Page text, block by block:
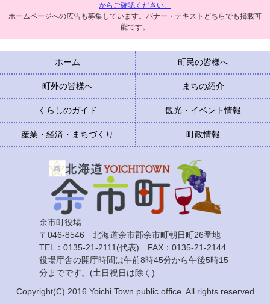
からご確認ください。
ホームページへの広告も募集しています。バナー・テキストどちらでも掲載可
能です。
ホーム 町民の皆様へ
町外の皆様へ まちの紹介
くらしのガイド 観光・イベント情報
産業・経済・まちづくり 町政情報
余市町役場
〒046-8546 北海道余市郡余市町朝日町26番地
TEL：0135-21-2111(代表) FAX：0135-21-2144
役場庁舎の開庁時間は午前8時45分から午後5時15
分までです。(土日祝日は除く)
Copyright(C) 2016 Yoichi Town public office. All rights reserved